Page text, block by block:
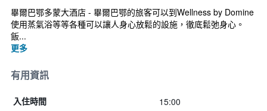
畢爾巴鄂多蒙大酒店 - 畢爾巴鄂的旅客可以到Wellness by Domine
使用蒸氣浴等等各種可以讓人身心放鬆的設施，徹底鬆弛身心。
飯...
更多
有用資訊
入住時間 15:00